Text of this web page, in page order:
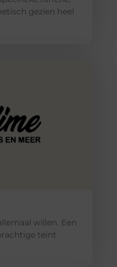
gezien heel
willen. Een
teint